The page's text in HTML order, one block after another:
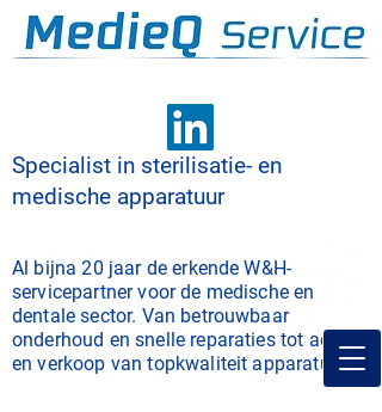
Specialist in sterilisatie- en
medische apparatuur
Al bijna 20 jaar de erkende W&H-
servicepartner voor de medische en
dentale sector. Van betrouwbaar
onderhoud en snelle reparaties tot advies
en verkoop van topkwaliteit apparatuur.